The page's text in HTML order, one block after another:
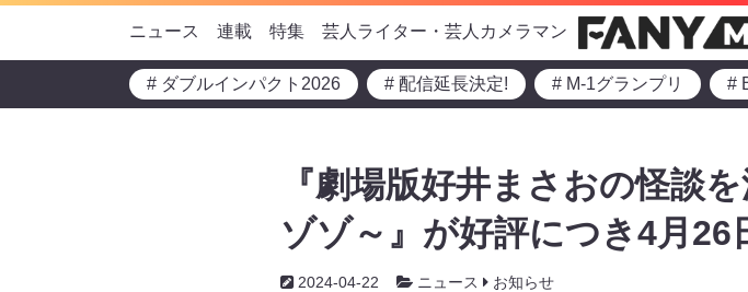
ニュース 連載 特集 芸人ライター・芸人カメラマン
# ダブルインパクト2026 # 配信延長決定! # M-1グランプリ #
『劇場版好井まさおの怪談
ゾゾ～』が好評につき4月
2024-04-22 ニュース お知らせ